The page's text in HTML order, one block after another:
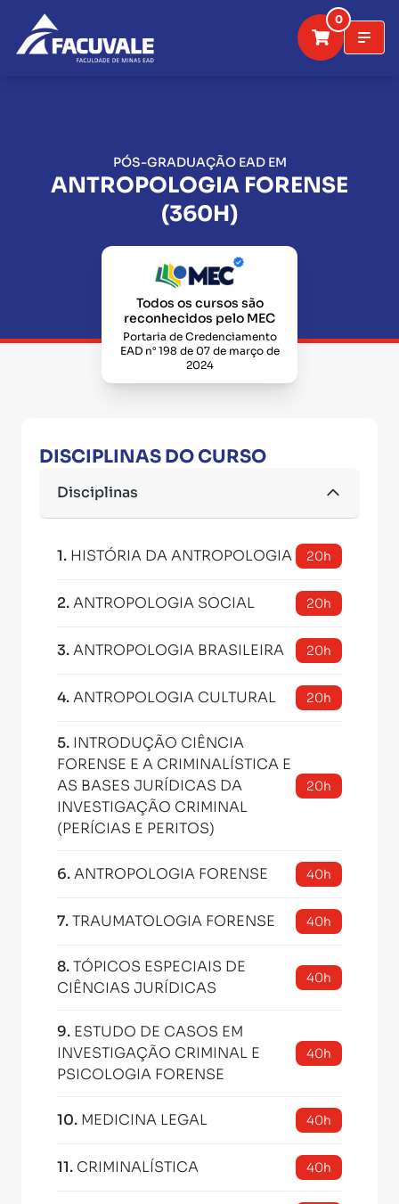
0
PÓS-GRADUAÇÃO EAD EM
ANTROPOLOGIA FORENSE
(360H)
Todos os cursos são
reconhecidos pelo MEC
Portaria de Credenciamento
EAD n° 198 de 07 de março de
2024
DISCIPLINAS DO CURSO
Disciplinas
1. HISTÓRIA DA ANTROPOLOGIA 20h
2.ANTROPOLOGIA SOCIAL 20h
3.ANTROPOLOGIA BRASILEIRA 20h
4.ANTROPOLOGIA CULTURAL 20h
5. INTRODUÇÃO CIÊNCIA
FORENSE E A CRIMINALÍSTICA E
AS BASES JURÍDICAS DA
INVESTIGAÇÃO CRIMINAL
(PERÍCIAS E PERITOS)
20h
6.ANTROPOLOGIA FORENSE 40h
7.TRAUMATOLOGIA FORENSE 40h
8.TÓPICOS ESPECIAIS DE
CIÊNCIAS JURÍDICAS
40h
9. ESTUDO DE CASOS EM
INVESTIGAÇÃO CRIMINAL E
PSICOLOGIA FORENSE
40h
10. MEDICINA LEGAL 40h
11. CRIMINALÍSTICA 40h